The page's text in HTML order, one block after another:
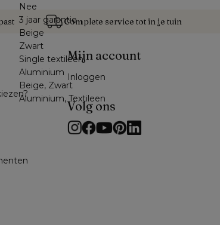
Nee
3 jaar garantie
Beige
Zwart
Single textileen
Aluminium
Beige, Zwart
Aluminium, Textileen
Complete service tot in je tuin
Mijn account
Inloggen
Volg ons